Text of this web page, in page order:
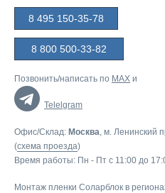
8 495 150-35-78
8 800 500-33-82
Позвонить/написать по MAX и
Telelgram
Офис/Склад: Москва, м. Ленинский
(схема проезда)
Время работы: Пн - Пт с 11:00 до
Монтаж пленки Соларблок в